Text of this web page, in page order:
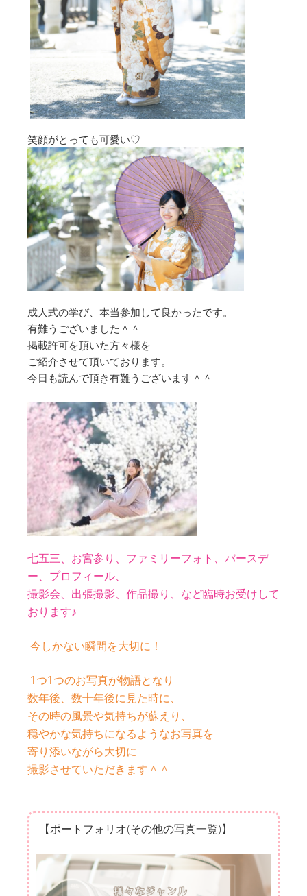
笑顔がとっても可愛い♡
成人式の学び、本当参加して良かったです。
有難うございました＾＾
掲載許可を頂いた方々様を
ご紹介させて頂いております。
今日も読んで頂き有難うございます＾＾
七五三、お宮参り、ファミリーフォト、バースデ
ー、 プロフィール、
撮影会、出張撮影、作品撮り、など臨時お受けして
おります♪
今しかない瞬間を大切に！
1つ1つのお写真が物語となり
数年後、数十年後に見た時に、
その時の風景や気持ちが蘇えり、
穏やかな気持ちになるようなお写真を
寄り添いながら大切に
撮影させていただきます＾＾
【ポートフォリオ(その他の写真一覧)】